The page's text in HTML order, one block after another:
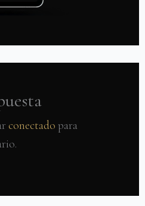
conectado para